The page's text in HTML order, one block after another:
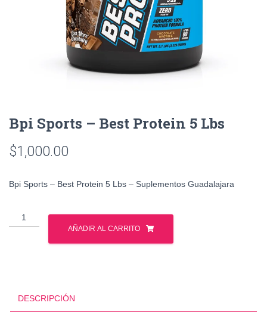
Bpi Sports – Best Protein 5 Lbs
$1,000.00
Bpi Sports – Best Protein 5 Lbs – Suplementos Guadalajara
Sports
AÑADIR AL CARRITO
DESCRIPCIÓN